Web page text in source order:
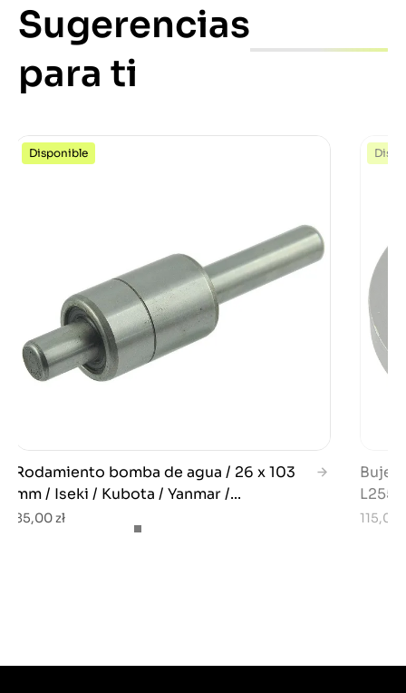
Sugerencias
para ti
Disponible
Rodamiento bomba de agua / 26 x 103
mm / Iseki / Kubota / Yanmar /...
85,00 zł
Buje
115,00